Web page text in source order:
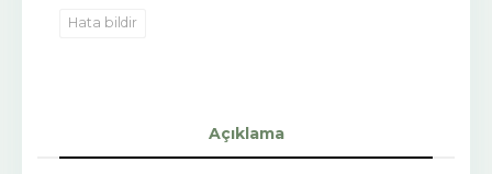
Hata bildir
Açıklama